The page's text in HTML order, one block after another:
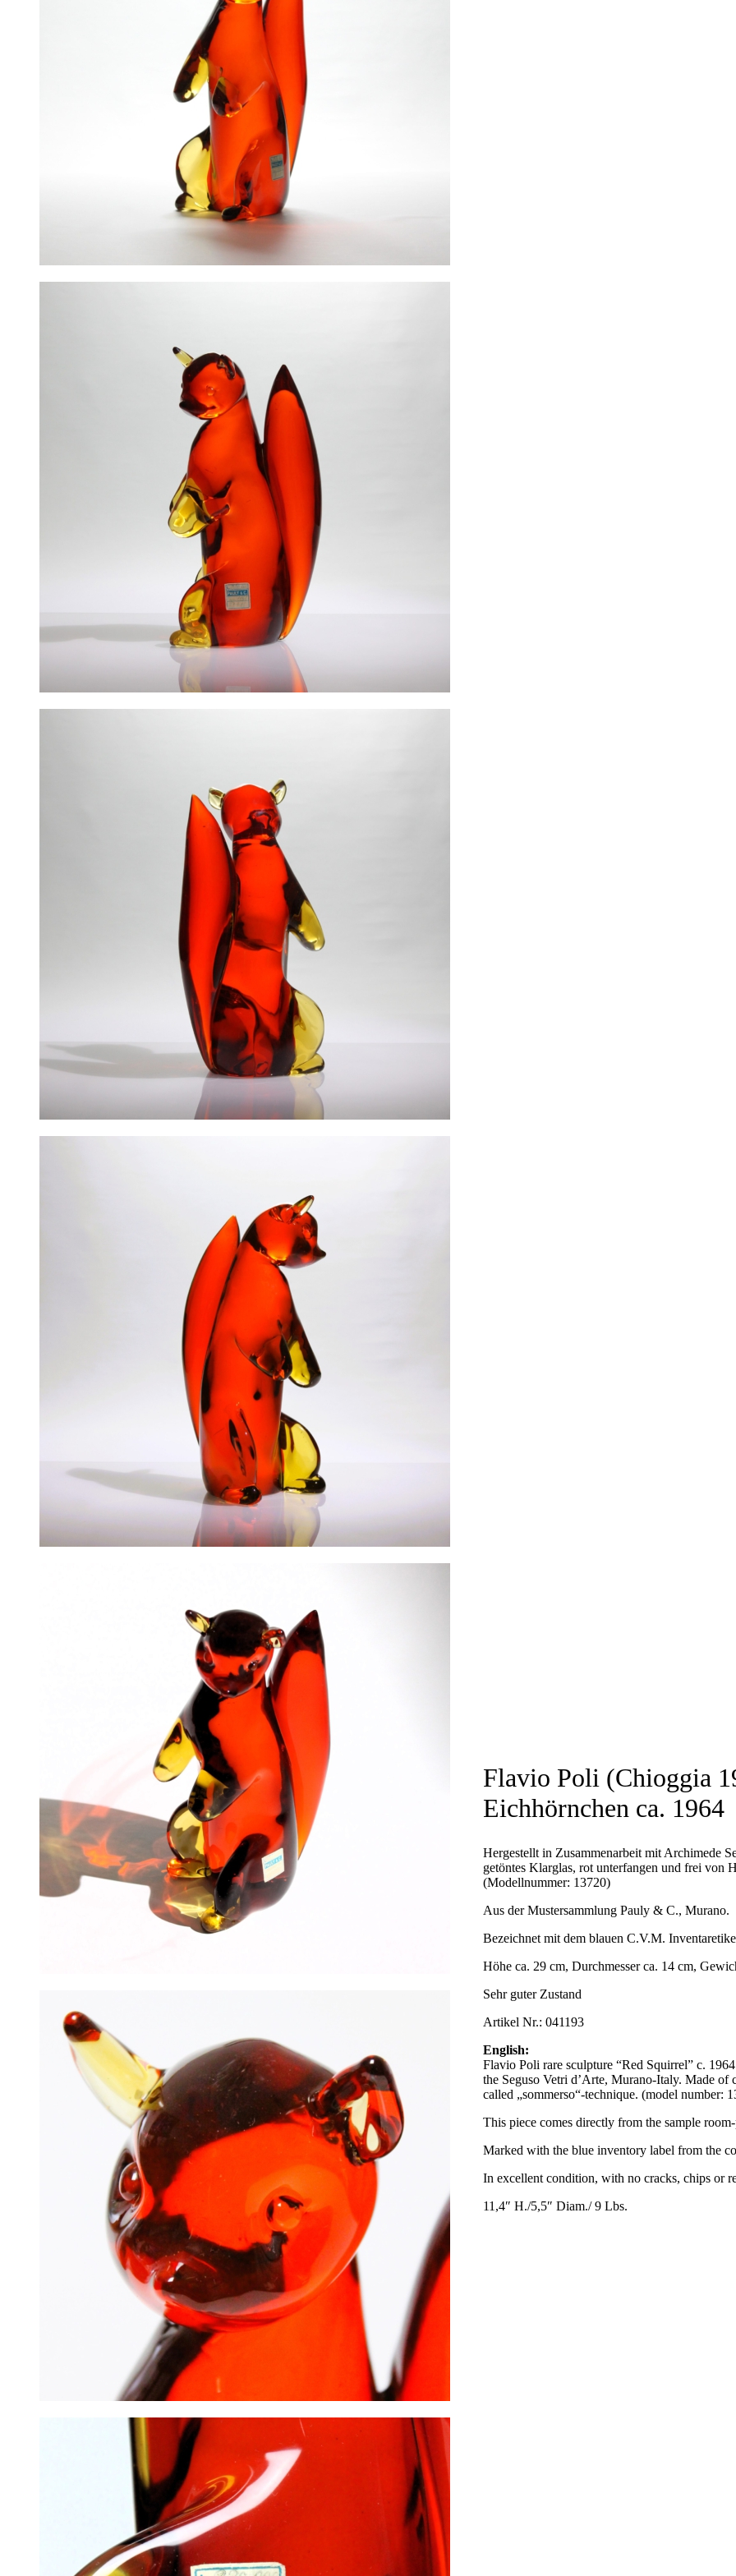
Flavio Poli (Chioggia
Eichhörnchen ca. 1964
Hergestellt in Zusammenarbeit mit Archimede
getöntes Klarglas, rot unterfangen und frei von
(Modellnummer: 13720)
Aus der Mustersammlung Pauly & C., Murano.
Bezeichnet mit dem blauen C.V.M.
Höhe ca. 29 cm, Durchmesser ca. 14 cm,
Sehr guter Zustand
Artikel Nr.: 041193
English:
Flavio Poli rare sculpture “Red Squirrel” c.
the Seguso Vetri d’Arte, Murano-Italy. Made
called „sommerso“-technique. (model number:
This piece comes directly from the sample
Marked with the blue inventory label from the
In excellent condition, with no cracks, chips or
11,4″ H./5,5″ Diam./ 9 Lbs.